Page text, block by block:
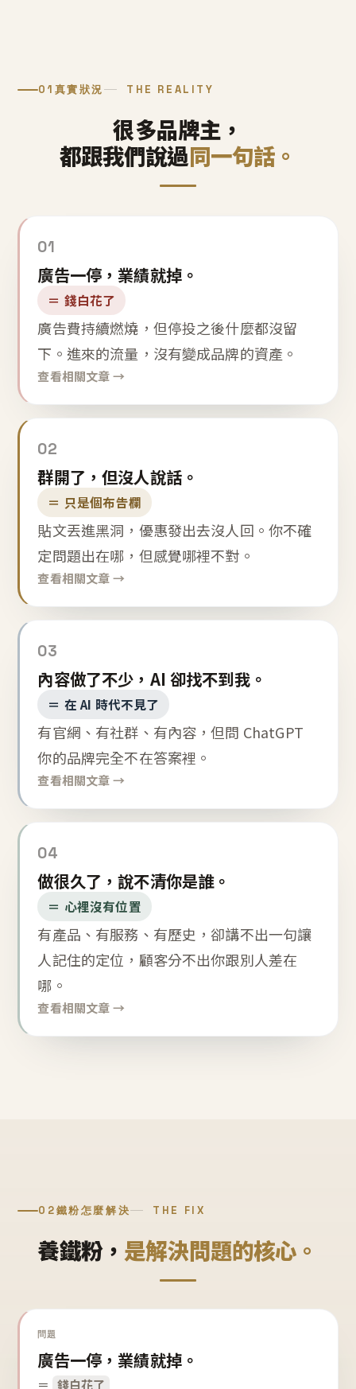
01 真實狀況 THE REALITY
很多品牌主，
都跟我們說過同一句話。
01
廣告一停，業績就掉。
＝ 錢白花了
廣告費持續燃燒，但停投之後什麼都沒留
下。進來的流量，沒有變成品牌的資產。
查看相關文章 →
02
群開了，但沒人說話。
＝ 只是個布告欄
貼文丟進黑洞，優惠發出去沒人回。你不確
定問題出在哪，但感覺哪裡不對。
查看相關文章 →
03
內容做了不少，AI 卻找不到我。
＝ 在 AI 時代不見了
有官網、有社群、有內容，但問 ChatGPT
你的品牌完全不在答案裡。
查看相關文章 →
04
做很久了，說不清你是誰。
＝ 心裡沒有位置
有產品、有服務、有歷史，卻講不出一句讓
人記住的定位，顧客分不出你跟別人差在
哪。
查看相關文章 →
02鐵粉怎麼解決 THE FIX
養鐵粉， 是解決問題的核心。
問題
廣告一停，業績就掉。
＝ 錢白花了